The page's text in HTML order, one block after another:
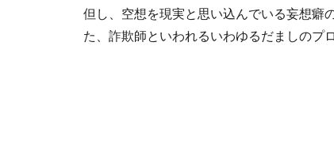
但し、空想を現実と思い込んでいる妄想癖
た、詐欺師といわれるいわゆるだましのプ